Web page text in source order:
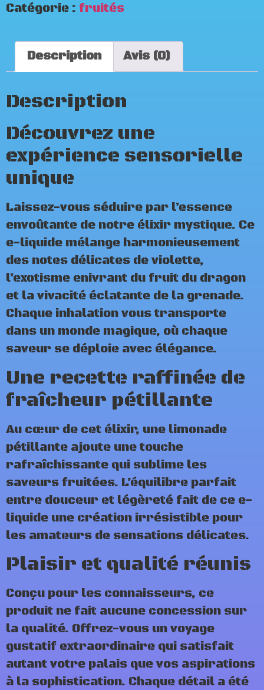
Catégorie : fruités
Description Avis (0)
Description
Découvrez une
expérience sensorielle
unique
Laissez-vous séduire par l’essence
envoûtante de notre élixir mystique. Ce
e-liquide mélange harmonieusement
des notes délicates de violette,
l’exotisme enivrant du fruit du dragon
et la vivacité éclatante de la grenade.
Chaque inhalation vous transporte
dans un monde magique, où chaque
saveur se déploie avec élégance.
Une recette raffinée de
fraîcheur pétillante
Au cœur de cet élixir, une limonade
pétillante ajoute une touche
rafraîchissante qui sublime les
saveurs fruitées. L’équilibre parfait
entre douceur et légèreté fait de ce e-
liquide une création irrésistible pour
les amateurs de sensations délicates.
Plaisir et qualité réunis
Conçu pour les connaisseurs, ce
produit ne fait aucune concession sur
la qualité. Offrez-vous un voyage
gustatif extraordinaire qui satisfait
autant votre palais que vos aspirations
à la sophistication. Chaque détail a été